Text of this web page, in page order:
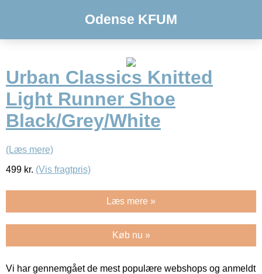
Odense KFUM
Urban Classics Knitted
Light Runner Shoe
Black/Grey/White
(Læs mere)
499 kr. (Vis fragtpris)
Læs mere »
Køb nu »
Vi har gennemgået de mest populære webshops og anmeldt